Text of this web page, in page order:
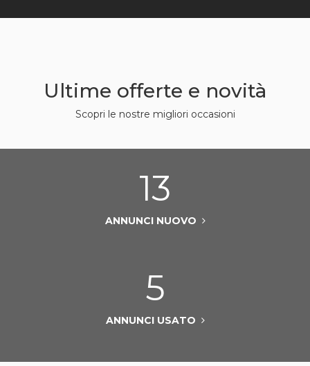
Ultime offerte e novità
Scopri le nostre migliori occasioni
13
ANNUNCI NUOVO
5
ANNUNCI USATO